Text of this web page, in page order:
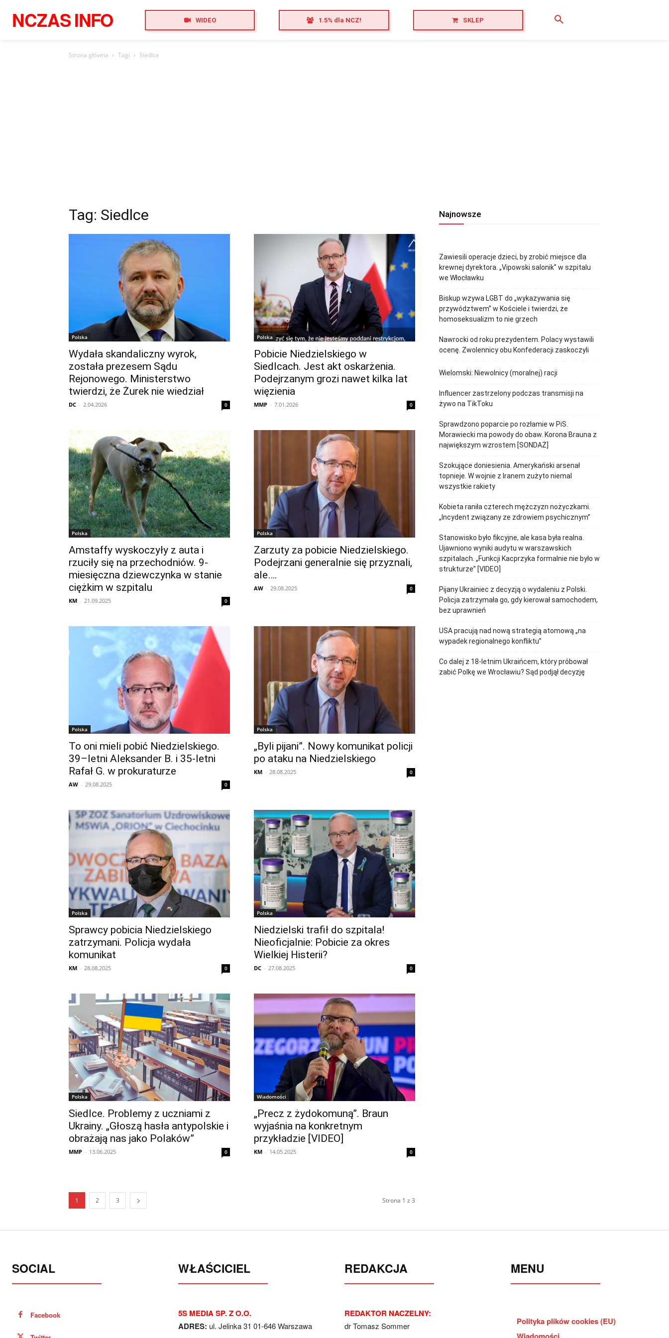
NCZASINFO WIDEO 1.5% dla NCZ! SKLEP
Strona główna Tagi Siedlce
Tag: Siedlce
Polska
Wydała skandaliczny wyrok,
została prezesem Sądu
Rejonowego. Ministerstwo
twierdzi, że Żurek nie wiedział
DC - 2.04.2026 0
Polska
Pobicie Niedzielskiego w
Siedlcach. Jest akt oskarżenia.
Podejrzanym grozi nawet kilka lat
więzienia
MMP - 7.01.2026 0
Polska
Amstaffy wyskoczyły z auta i
rzuciły się na przechodniów. 9-
miesięczna dziewczynka w stanie
ciężkim w szpitalu
KM - 21.09.2025 0
Polska
Zarzuty za pobicie Niedzielskiego.
Podejrzani generalnie się przyznali,
ale….
AW - 29.08.2025 0
Polska
To oni mieli pobić Niedzielskiego.
39–letni Aleksander B. i 35-letni
Rafał G. w prokuraturze
AW - 29.08.2025 0
Polska
„Byli pijani”. Nowy komunikat policji
po ataku na Niedzielskiego
KM - 28.08.2025 0
Polska
Sprawcy pobicia Niedzielskiego
zatrzymani. Policja wydała
komunikat
KM - 28.08.2025 0
Polska
Niedzielski trafił do szpitala!
Nieoficjalnie: Pobicie za okres
Wielkiej Histerii?
DC - 27.08.2025 0
Polska
Siedlce. Problemy z uczniami z
Ukrainy. „Głoszą hasła antypolskie i
obrażają nas jako Polaków”
MMP - 13.06.2025 0
Wiadomości
„Precz z żydokomuną”. Braun
wyjaśnia na konkretnym
przykładzie [VIDEO]
KM - 14.05.2025 0
1 2 3 Strona 1 z 3
Najnowsze
Zawiesili operacje dzieci, by zrobić miejsce dla
krewnej dyrektora. „Vipowski salonik” w szpitalu
we Włocławku
Biskup wzywa LGBT do „wykazywania się
przywództwem” w Kościele i twierdzi, że
homoseksualizm to nie grzech
Nawrocki od roku prezydentem. Polacy wystawili
ocenę. Zwolennicy obu Konfederacji zaskoczyli
Wielomski: Niewolnicy (moralnej) racji
Influencer zastrzelony podczas transmisji na
żywo na TikToku
Sprawdzono poparcie po rozłamie w PiS.
Morawiecki ma powody do obaw. Korona Brauna z
największym wzrostem [SONDAŻ]
Szokujące doniesienia. Amerykański arsenał
topnieje. W wojnie z Iranem zużyto niemal
wszystkie rakiety
Kobieta raniła czterech mężczyzn nożyczkami.
„Incydent związany ze zdrowiem psychicznym”
Stanowisko było fikcyjne, ale kasa była realna.
Ujawniono wyniki audytu w warszawskich
szpitalach. „Funkcji Kacprzyka formalnie nie było w
strukturze” [VIDEO]
Pijany Ukrainiec z decyzją o wydaleniu z Polski.
Policja zatrzymała go, gdy kierował samochodem,
bez uprawnień
USA pracują nad nową strategią atomową „na
wypadek regionalnego konfliktu”
Co dalej z 18-letnim Ukraińcem, który próbował
zabić Polkę we Wrocławiu? Sąd podjął decyzję
SOCIAL
Facebook
WŁAŚCICIEL
5S MEDIA SP. Z O.O.
ADRES: ul. Jelinka 31 01-646 Warszawa
REDAKCJA
REDAKTOR NACZELNY:
dr Tomasz Sommer
MENU
Polityka plików cookies (EU)